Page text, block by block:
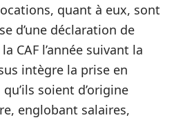
quant à eux, sont
d’une déclaration de
CAF l’année suivant la
intègre la prise en
soient d’origine
englobant salaires,